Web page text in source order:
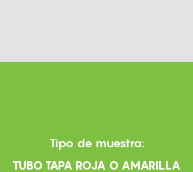
Tipo de muestra:
TUBO TAPA ROJA O AMARILLA